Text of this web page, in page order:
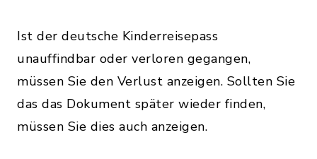
Ist der deutsche Kinderreisepass
unauffindbar oder verloren gegangen,
müssen Sie den Verlust anzeigen. Sollten Sie
das das Dokument später wieder finden,
müssen Sie dies auch anzeigen.